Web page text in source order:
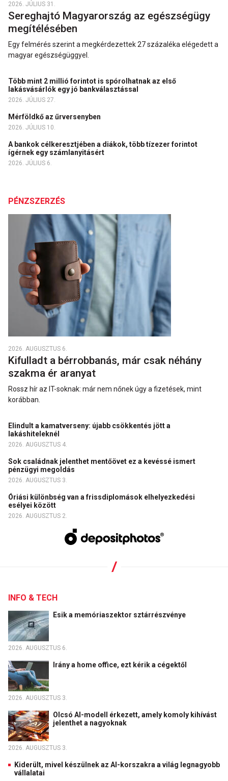
2026. JÚLIUS 31.
Sereghajtó Magyarország az egészségügy
megítélésében
Egy felmérés szerint a megkérdezettek 27 százaléka elégedett a
magyar egészségüggyel.
Több mint 2 millió forintot is spórolhatnak az első
lakásvásárlók egy jó bankválasztással
2026. JÚLIUS 27.
Mérföldkő az űrversenyben
2026. JÚLIUS 10.
A bankok célkeresztjében a diákok, több tízezer forintot
ígérnek egy számlanyitásért
2026. JÚLIUS 6.
PÉNZSZERZÉS
2026. AUGUSZTUS 6.
Kifulladt a bérrobbanás, már csak néhány
szakma ér aranyat
Rossz hír az IT-soknak: már nem nőnek úgy a fizetések, mint
korábban.
Elindult a kamatverseny: újabb csökkentés jött a
lakáshiteleknél
2026. AUGUSZTUS 4.
Sok családnak jelenthet mentőövet ez a kevéssé ismert
pénzügyi megoldás
2026. AUGUSZTUS 3.
Óriási különbség van a frissdiplomások elhelyezkedési
esélyei között
2026. AUGUSZTUS 2.
INFO & TECH
Esik a memóriaszektor sztárrészvénye
2026. AUGUSZTUS 6.
Irány a home office, ezt kérik a cégektől
2026. AUGUSZTUS 3.
Olcsó AI-modell érkezett, amely komoly kihívást
jelenthet a nagyoknak
2026. AUGUSZTUS 3.
Kiderült, mivel készülnek az AI-korszakra a világ legnagyobb
vállalatai